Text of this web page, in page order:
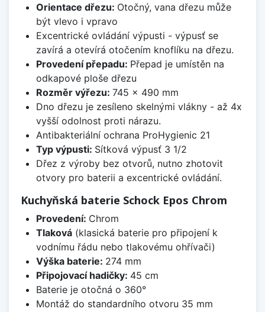
Orientace dřezu: Otočný, vana dřezu může
být vlevo i vpravo
Excentrické ovládání výpusti - výpusť se
zavírá a otevírá otočením knoflíku na dřezu.
Provedení přepadu: Přepad je umístěn na
odkapové ploše dřezu
Rozměr výřezu: 745 x 490 mm
Dno dřezu je zesíleno skelnými vlákny - až 4x
vyšší odolnost proti nárazu.
Antibakteriální ochrana ProHygienic 21
Typ výpusti: Sítková výpusť 3 1/2
Dřez z výroby bez otvorů, nutno zhotovit
otvory pro baterii a excentrické ovládání.
Kuchyňská baterie Schock Epos Chrom
Provedení: Chrom
Tlaková(klasická baterie pro připojení k
vodnímu řádu nebo tlakovému ohřívači)
Výška baterie: 274 mm
Připojovací hadičky: 45 cm
Baterie je otočná o 360°
Montáž do standardního otvoru 35 mm